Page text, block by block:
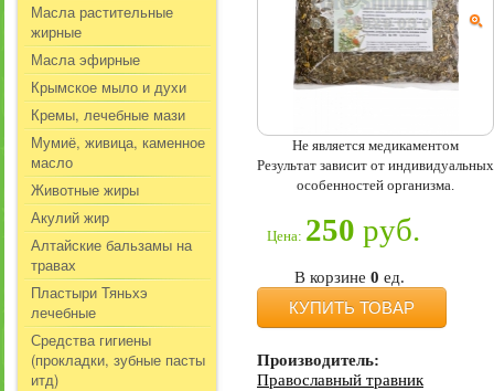
Масла растительные
жирные
Масла эфирные
Крымское мыло и духи
Кремы, лечебные мази
Мумиё, живица, каменное
масло
Животные жиры
Акулий жир
Алтайские бальзамы на
травах
Пластыри Тяньхэ
лечебные
Средства гигиены
(прокладки, зубные пасты
итд)
Не является медикаментом
Результат зависит от индивидуальных
особенностей организма.
Цена: 250 руб.
В корзине 0 ед.
КУПИТЬ ТОВАР
Производитель:
Православный травник